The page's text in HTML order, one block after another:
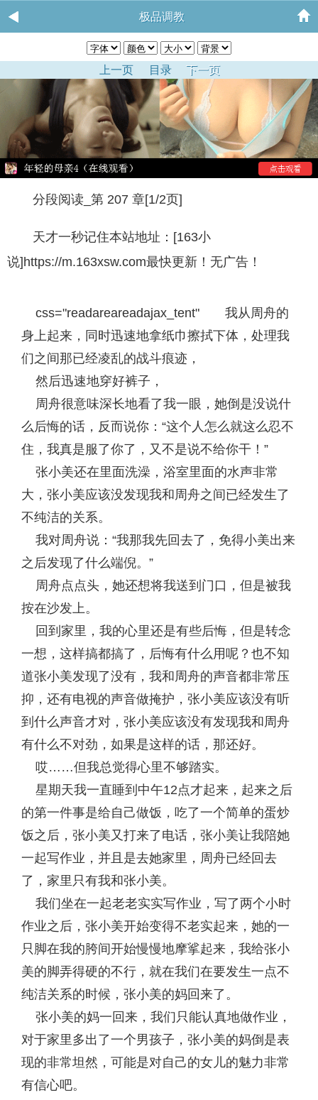
极品调教
上一页 目录 下一页
分段阅读_第 207 章[1/2页]
天才一秒记住本站地址：[163小
说]https://m.163xsw.com最快更新！无广告！
css="readareareadajax_tent" 我从周舟的
身上起来，同时迅速地拿纸巾擦拭下体，处理我
们之间那已经凌乱的战斗痕迹，
然后迅速地穿好裤子，
周舟很意味深长地看了我一眼，她倒是没说什
么后悔的话，反而说你：“这个人怎么就这么忍不
住，我真是服了你了，又不是说不给你干！”
张小美还在里面洗澡，浴室里面的水声非常
大，张小美应该没发现我和周舟之间已经发生了
不纯洁的关系。
我对周舟说：“我那我先回去了，免得小美出来
之后发现了什么端倪。”
周舟点点头，她还想将我送到门口，但是被我
按在沙发上。
回到家里，我的心里还是有些后悔，但是转念
一想，这样搞都搞了，后悔有什么用呢？也不知
道张小美发现了没有，我和周舟的声音都非常压
抑，还有电视的声音做掩护，张小美应该没有听
到什么声音才对，张小美应该没有发现我和周舟
有什么不对劲，如果是这样的话，那还好。
哎……但我总觉得心里不够踏实。
星期天我一直睡到中午12点才起来，起来之后
的第一件事是给自己做饭，吃了一个简单的蛋炒
饭之后，张小美又打来了电话，张小美让我陪她
一起写作业，并且是去她家里，周舟已经回去
了，家里只有我和张小美。
我们坐在一起老老实实写作业，写了两个小时
作业之后，张小美开始变得不老实起来，她的一
只脚在我的胯间开始慢慢地摩挲起来，我给张小
美的脚弄得硬的不行，就在我们在要发生一点不
纯洁关系的时候，张小美的妈回来了。
张小美的妈一回来，我们只能认真地做作业，
对于家里多出了一个男孩子，张小美的妈倒是表
现的非常坦然，可能是对自己的女儿的魅力非常
有信心吧。